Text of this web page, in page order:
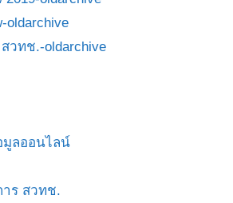
oldarchive
วทช.-oldarchive
มูลออนไลน์
ร สวทช.